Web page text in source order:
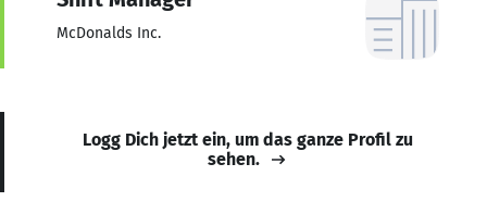
McDonalds Inc.
Logg Dich jetzt ein, um das ganze Profil zu
sehen.